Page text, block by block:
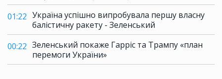
01:22 Україна успішно випробувала першу власну
балістичну ракету - Зеленський
00:22 Зеленський покаже Гарріс та Трампу «план
перемоги України»